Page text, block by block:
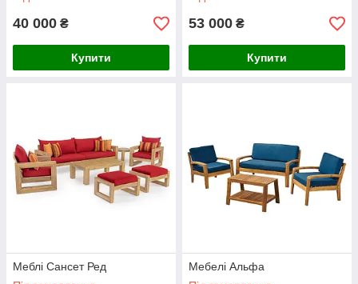
40 000 ₴
Купити
53 000 ₴
Купити
Меблі Сансет Ред
Мебелі Альфа